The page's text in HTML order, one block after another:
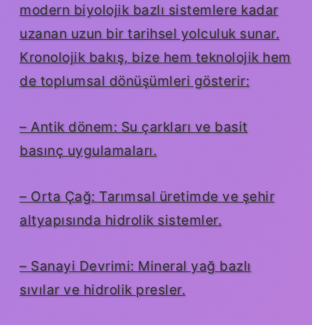
modern biyolojik bazlı sistemlere kadar
uzanan uzun bir tarihsel yolculuk sunar.
Kronolojik bakış, bize hem teknolojik hem
de toplumsal dönüşümleri gösterir:
– Antik dönem: Su çarkları ve basit
basınç uygulamaları.
– Orta Çağ: Tarımsal üretimde ve şehir
altyapısında hidrolik sistemler.
– Sanayi Devrimi: Mineral yağ bazlı
sıvılar ve hidrolik presler.